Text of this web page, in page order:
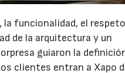
la funcionalidad, el
de la arquitectura y un
guiaron la
clientes entran a Xapo